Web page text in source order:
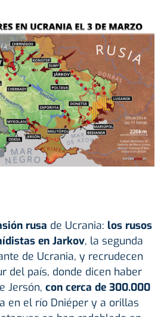
rusa de Ucrania: los rusos
en Jarkov, la segunda
de Ucrania, y recrudecen
del país, donde dicen haber
Jersón, con cerca de 300.000
en el río Dniéper y a orillas